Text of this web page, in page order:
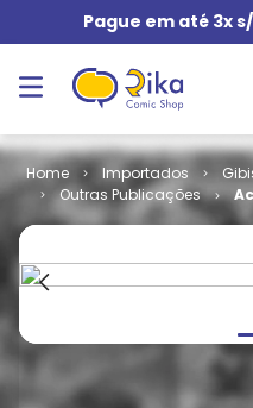
Pague em até 3x
Importados
Outras Publicações
-